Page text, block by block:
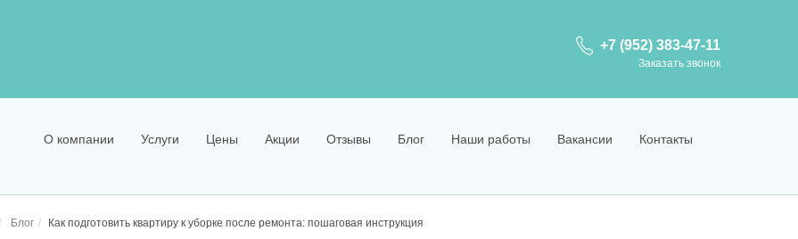
+7 (952) 383-47-11
Заказать звонок
О компании Услуги Цены Акции Отзывы Блог Наши работы Вакансии Контакты
Блог Как подготовить квартиру к уборке после ремонта: пошаговая инструкция